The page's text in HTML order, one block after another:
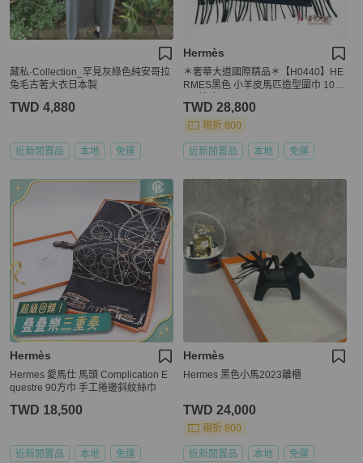
藏私·Collection_罕見灰綠色純安哥拉
兔毛古著大衣日本製
TWD 4,880
近新閒置品 本地 免運
Hermès
＊奢華大道國際精品＊【H0440】HE
RMES黑色 小羊皮馬匹造型圍巾 10
TWD 28,800
現折 800
近新閒置品 本地 免運
Hermès
Hermes 愛馬仕 馬頭 Complication E
questre 90方巾 手工捲邊斜紋絲巾
TWD 18,500
近新閒置品 本地 免運
Hermès
Hermes 黑色小馬2023離櫃
TWD 24,000
現折 800
近新閒置品 本地 免運